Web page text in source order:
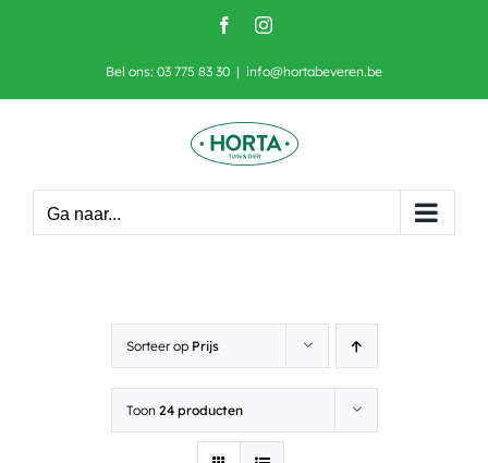
FacebookInstagram
Bel ons: 03 775 83 30 | info@hortabeveren.be
Ga naar...
Sorteer op Prijs
Toon 24 producten